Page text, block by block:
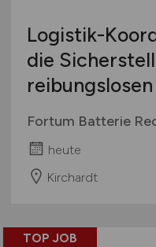
Logistik-
die
Fortum Batterie
heute
Kirchardt
TOP JOB